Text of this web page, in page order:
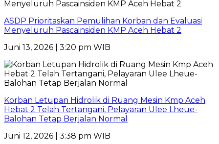
ASDP Prioritaskan Pemulihan Korban dan Evaluasi
Menyeluruh Pascainsiden KMP Aceh Hebat 2
Juni 13, 2026 | 3:20 pm WIB
Korban Letupan Hidrolik di Ruang Mesin Kmp Aceh
Hebat 2 Telah Tertangani, Pelayaran Ulee Lheue-
Balohan Tetap Berjalan Normal
Juni 12, 2026 | 3:38 pm WIB